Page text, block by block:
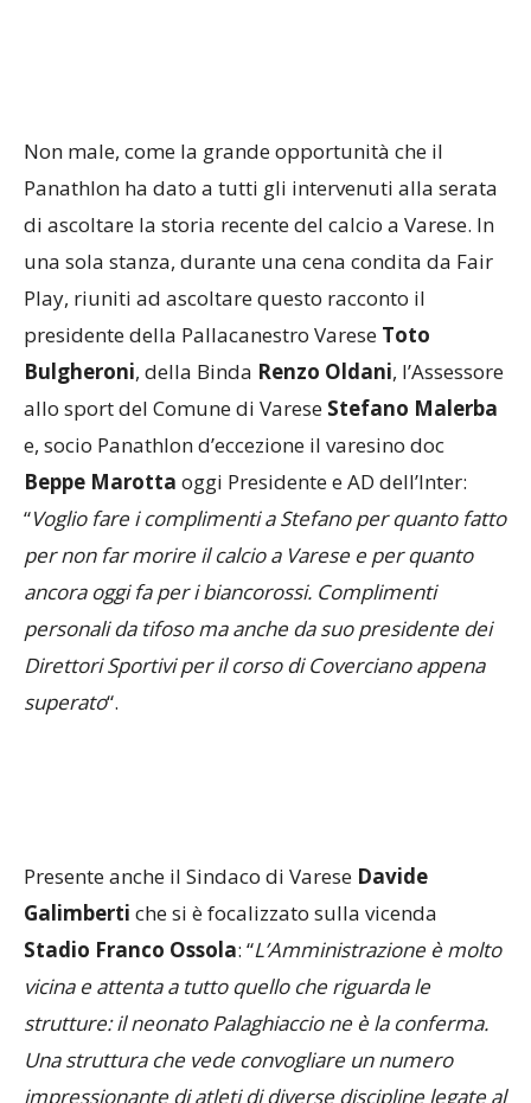
Panathlon ha dato a tutti gli intervenuti alla serata
di ascoltare la storia recente del calcio a Varese. In
una sola stanza, durante una cena condita da Fair
Play, riuniti ad ascoltare questo racconto il
presidente della Pallacanestro VareseToto
Bulgheroni, della BindaRenzo Oldani , l’Assessore
allo sport del Comune di Varese Stefano Malerba
e, socio Panathlon d’eccezione il varesino doc
Beppe Marottaoggi Presidente e AD dell’Inter:
“Voglio fare i complimenti a Stefano per quanto fatto
per non far morire il calcio a Varese e per quanto
ancora oggi fa per i biancorossi. Complimenti
personali da tifoso ma anche da suo presidente dei
Direttori Sportivi per il corso di Coverciano appena
superato “.
Galimbertiche si è focalizzato sulla vicenda
Stadio Franco Ossola: “L’Amministrazione è molto
vicina e attenta a tutto quello che riguarda le
strutture: il neonato Palaghiaccio ne è la conferma.
Una struttura che vede convogliare un numero
impressionante di atleti di diverse discipline legate al
mondo ghiaccio proprio grazie alla sua modernità.